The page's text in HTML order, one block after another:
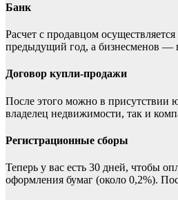
Банк
Расчет с продавцом
предыдущий год, а бизнесменов —
Договор купли-продажи
После этого можно в присутствии
владелец недвижимости, так и
Регистрационные сборы
Теперь у вас есть 30 дней, чтобы
оформления бумаг (около 0,2%).